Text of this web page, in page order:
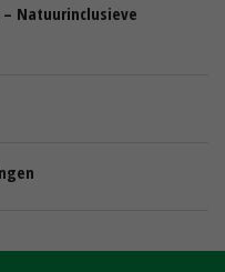
Natuurinclusieve